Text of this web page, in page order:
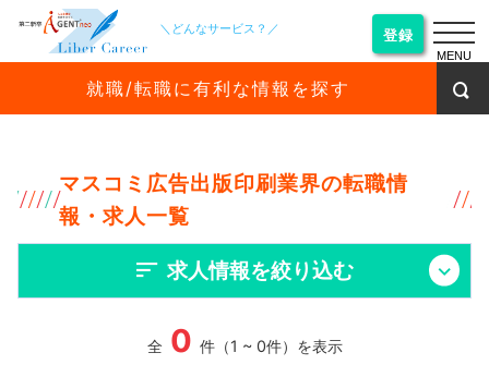
＼どんなサービス？／ 登録
就職/転職に有利な情報を探す
マスコミ広告出版印刷業界の転職情
報・求人一覧
求人情報を絞り込む
全0 件（1 ~ 0件）を表示
MENU